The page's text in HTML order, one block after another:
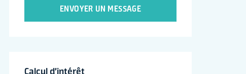
ENVOYER UN MESSAGE
Calcul d’intérêt